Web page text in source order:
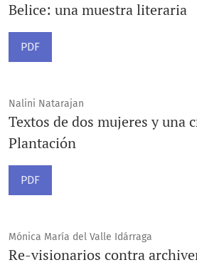
Belice: una muestra literaria
PDF
Nalini Natarajan
Textos de dos mujeres y una
Plantación
PDF
Mónica María del Valle Idárraga
Re-visionarios contra